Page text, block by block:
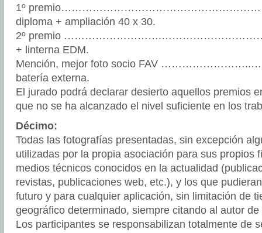
1º
diploma + ampliación 40 x 30.
2º premio
+ linterna EDM.
Mención, mejor foto socio FAV ……………………..…
batería externa.
El jurado podrá declarar desierto aquellos premios
que no se ha alcanzado el nivel suficiente en los
Décimo:
Todas las fotografías presentadas, sin excepción
utilizadas por la propia asociación para sus propios
medios técnicos conocidos en la actualidad
revistas, publicaciones web, etc.), y los que
futuro y para cualquier aplicación, sin limitación de
geográfico determinado, siempre citando al autor
Los participantes se responsabilizan totalmente de